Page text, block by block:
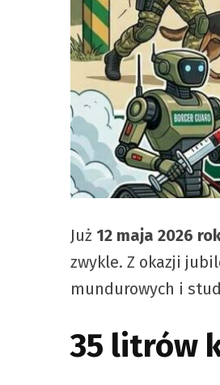
Już 12 maja 2026
zwykle. Z okazji
mundurowych i
35 litrów